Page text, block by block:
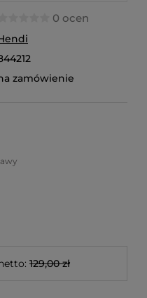
0 ocen
zamówienie
129,00 zł